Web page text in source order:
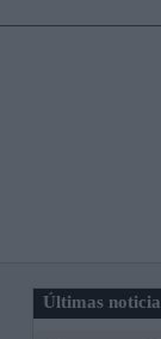
Últimas